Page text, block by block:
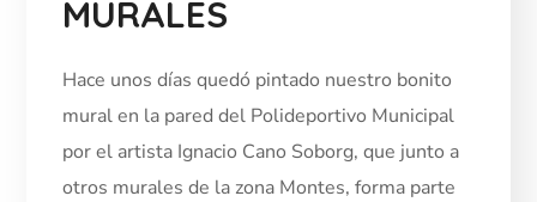
MURALES
Hace unos días quedó pintado nuestro bonito
mural en la pared del Polideportivo Municipal
por el artista Ignacio Cano Soborg, que junto a
otros murales de la zona Montes, forma parte